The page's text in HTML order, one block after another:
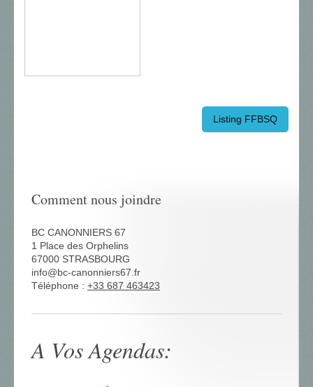
Listing FFBSQ
Comment nous joindre
BC CANONNIERS 67
1 Place des Orphelins
67000 STRASBOURG
info@bc-canonniers67.fr
Téléphone : +33 687 463423
A Vos Agendas: